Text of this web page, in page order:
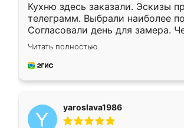
Кухню здесь заказали. Эскизы
телеграмм. Выбрали наиболее
Согласовали день для замера.
недели кухня была уже готова.
довольны работой. Спасибо
мебель за качественную работу!
Читать полностью
yaroslava1986